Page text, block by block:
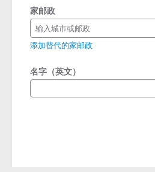
家邮政
输入城市或邮政
添加替代的家邮政
名字（英文）